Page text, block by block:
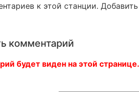
к этой станции.
комментарий
будет виден на этой